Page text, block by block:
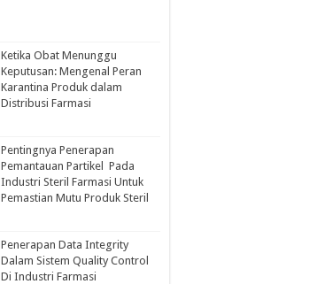
Ketika Obat Menunggu
Keputusan: Mengenal Peran
Karantina Produk dalam
Distribusi Farmasi
Pentingnya Penerapan
Pemantauan Partikel Pada
Industri Steril Farmasi Untuk
Pemastian Mutu Produk Steril
Penerapan Data Integrity
Dalam Sistem Quality Control
Di Industri Farmasi